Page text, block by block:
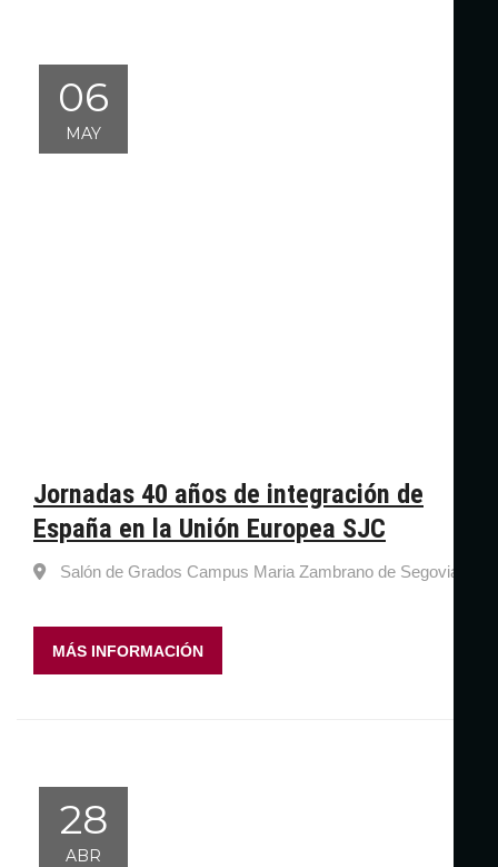
06
MAY
Jornadas 40 años de integración de
España en la Unión Europea SJC
Salón de Grados Campus Maria Zambrano de Segovia
MÁS INFORMACIÓN
28
ABR